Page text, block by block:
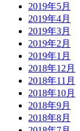
2019年5月
2019年4月
2019年3月
2019年2月
2019年1月
2018年12月
2018年11月
2018年10月
2018年9月
2018年8月